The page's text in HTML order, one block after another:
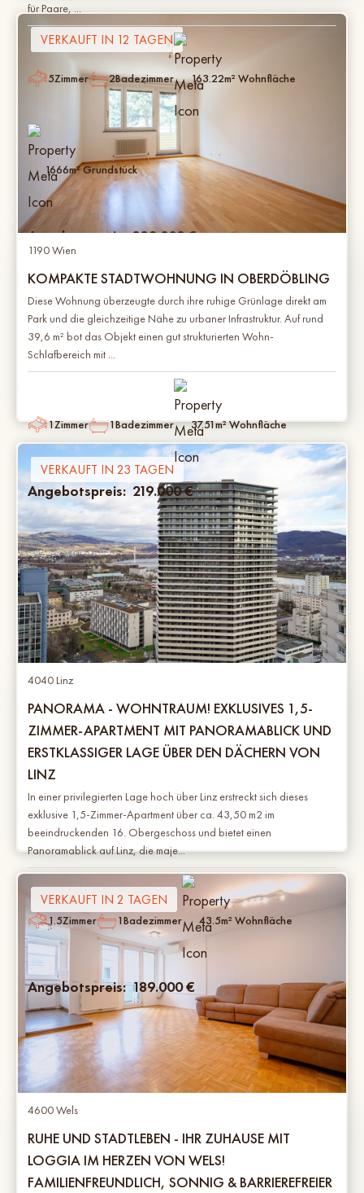
für Paare, ...
5Zimmer 2Badezimmer 163.22m² Wohnfläche
1666m² Grundstück
Angebotspreis: 332.000€
VERKAUFT IN 12 TAGEN
1190 Wien
KOMPAKTE STADTWOHNUNG IN OBERDÖBLING
Diese Wohnung überzeugte durch ihre ruhige Grünlage direkt am
Park und die gleichzeitige Nähe zu urbaner Infrastruktur. Auf rund
39,6 m² bot das Objekt einen gut strukturierten Wohn-
Schlafbereich mit ...
1Zimmer 1Badezimmer 37.51m² Wohnfläche
Angebotspreis: 219.000€
VERKAUFT IN 23 TAGEN
4040 Linz
PANORAMA - WOHNTRAUM! EXKLUSIVES 1,5-
ZIMMER-APARTMENT MIT PANORAMABLICK UND
ERSTKLASSIGER LAGE ÜBER DEN DÄCHERN VON
LINZ
In einer privilegierten Lage hoch über Linz erstreckt sich dieses
exklusive 1,5-Zimmer-Apartment über ca. 43,50 m2 im
beeindruckenden 16. Obergeschoss und bietet einen
Panoramablick auf Linz, die maje...
1.5Zimmer 1Badezimmer 43.5m² Wohnfläche
Angebotspreis: 189.000€
VERKAUFT IN 2 TAGEN
4600 Wels
RUHE UND STADTLEBEN - IHR ZUHAUSE MIT
LOGGIA IM HERZEN VON WELS!
FAMILIENFREUNDLICH, SONNIG & BARRIEREFREIER